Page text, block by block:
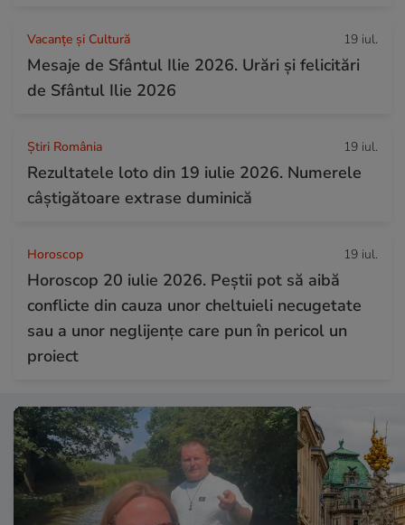
Vacanțe și Cultură 19 iul.
Mesaje de Sfântul Ilie 2026. Urări și felicitări
de Sfântul Ilie 2026
Știri România 19 iul.
Rezultatele loto din 19 iulie 2026. Numerele
câștigătoare extrase duminică
Horoscop 19 iul.
Horoscop 20 iulie 2026. Peștii pot să aibă
conflicte din cauza unor cheltuieli necugetate
sau a unor neglijențe care pun în pericol un
proiect